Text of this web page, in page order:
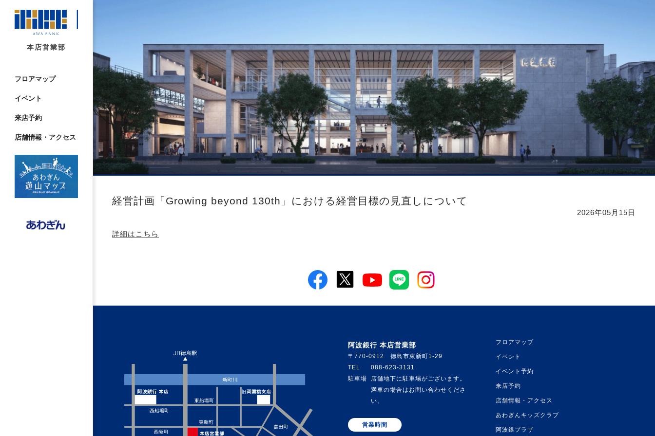
本店営業部
フロアマップ
イベント
来店予約
店舗情報・アクセス
経営計画「Growing beyond 130th」における経営目標の見直しについて
2026年05月15日
詳細はこちら
阿波銀行 本店営業部
〒770-0912 徳島市東新町1-29
TEL
088-623-3131
駐車場
店舗地下に駐車場がございます。
満車の場合はお問い合わせくださ
い。
営業時間
フロアマップ
イベント
イベント予約
来店予約
店舗情報・アクセス
あわぎんキッズクラブ
阿波銀プラザ